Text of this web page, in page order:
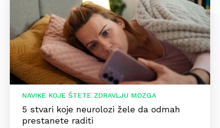
NAVIKE KOJE ŠTETE ZDRAVLJU MOZGA
5 stvari koje neurolozi žele da odmah
prestanete raditi